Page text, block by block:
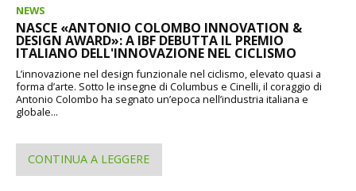
NEWS
NASCE «ANTONIO COLOMBO INNOVATION &
DESIGN AWARD»: A IBF DEBUTTA IL PREMIO
ITALIANO DELL'INNOVAZIONE NEL CICLISMO
L’innovazione nel design funzionale nel ciclismo, elevato quasi a
forma d’arte. Sotto le insegne di Columbus e Cinelli, il coraggio di
Antonio Colombo ha segnato un’epoca nell’industria italiana e
globale...
CONTINUA A LEGGERE